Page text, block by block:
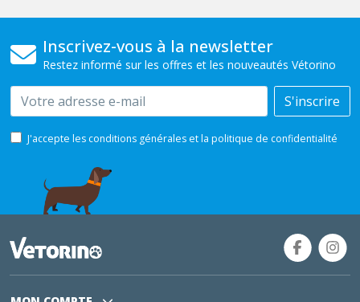
Inscrivez-vous à la newsletter
Restez informé sur les offres et les nouveautés Vétorino
Email S'inscrire
J'accepte les conditions générales et la politique de confidentialité